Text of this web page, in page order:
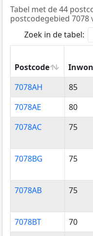
Tabel met de 44
postcodegebied 7078
Zoek in de tabel:
Postcode
Postcode
7078AH 85
7078AE
80
7078AC
75
7078BG 75
7078AB 75
7078BT 70